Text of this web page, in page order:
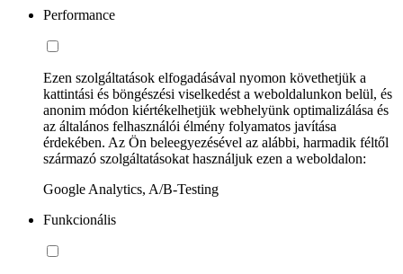
Performance
Ezen szolgáltatások elfogadásával nyomon követhetjük a
kattintási és böngészési viselkedést a weboldalunkon belül, és
anonim módon kiértékelhetjük webhelyünk optimalizálása és
az általános felhasználói élmény folyamatos javítása
érdekében. Az Ön beleegyezésével az alábbi, harmadik féltől
származó szolgáltatásokat használjuk ezen a weboldalon:
Google Analytics, A/B-Testing
Funkcionális